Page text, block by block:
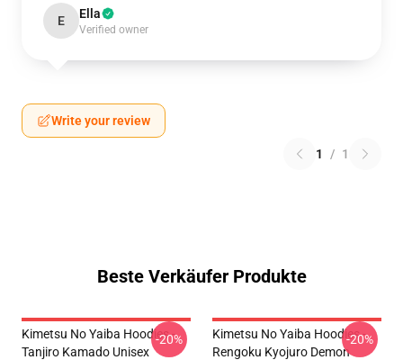
E Ella
Verified owner
Write your review
1 / 1
Beste Verkäufer Produkte
Kimetsu No Yaiba Hoodies -
Tanjiro Kamado Unisex
-20%
Kimetsu No Yaiba Hoodies -
Rengoku Kyojuro Demon
-20%